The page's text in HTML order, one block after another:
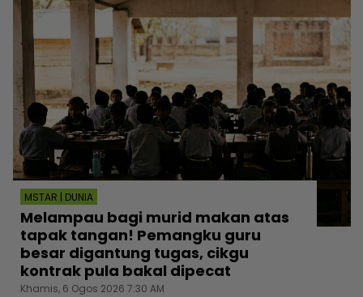
MSTAR | DUNIA
Melampau bagi murid makan atas
tapak tangan! Pemangku guru
besar digantung tugas, cikgu
kontrak pula bakal dipecat
Khamis, 6 Ogos 2026 7:30 AM